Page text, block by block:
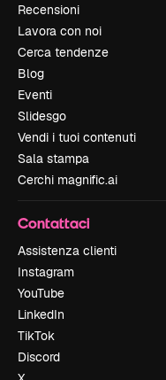
Recensioni
Lavora con noi
Cerca tendenze
Blog
Eventi
Slidesgo
Vendi i tuoi contenuti
Sala stampa
Cerchi magnific.ai
Contattaci
Assistenza clienti
Instagram
YouTube
LinkedIn
TikTok
Discord